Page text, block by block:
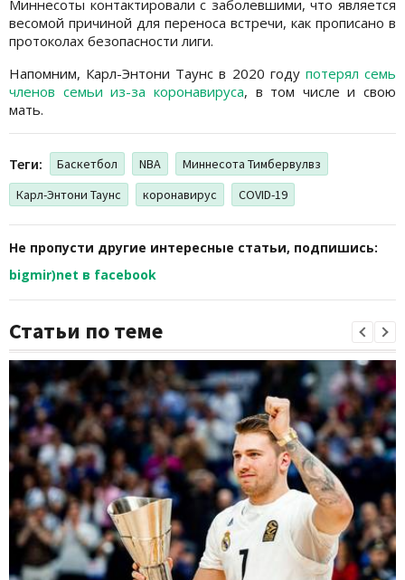
Миннесоты контактировали с заболевшими, что является
весомой причиной для переноса встречи, как прописано в
протоколах безопасности лиги.
Напомним, Карл-Энтони Таунс в 2020 году потерял семь
членов семьи из-за коронавируса, в том числе и свою
мать.
Теги: Баскетбол NBA
Миннесота Тимбервулвз
Карл-Энтони Таунс
коронавирус COVID-19
Не пропусти другие интересные статьи, подпишись:
bigmir)net в facebook
Статьи по теме